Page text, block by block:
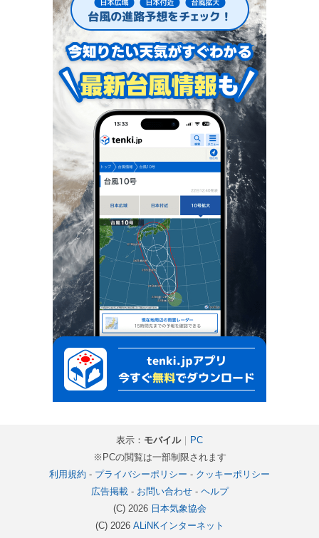
表示： モバイル｜
PC
※PCの閲覧は一部制限されます
利用規約 - プライバシーポリシー - クッキーポリシー
広告掲載- お問い合わせ- ヘルプ
(C) 2026 日本気象協会
(C) 2026 ALiNKインターネット